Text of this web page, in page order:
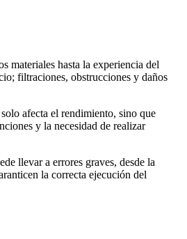
materiales hasta la experiencia del
filtraciones, obstrucciones y daños
afecta el rendimiento, sino que
y la necesidad de realizar
llevar a errores graves, desde la
la correcta ejecución del